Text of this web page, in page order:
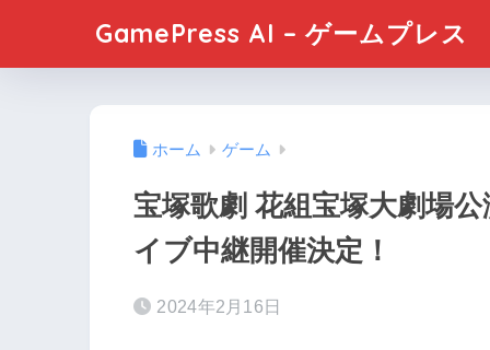
GamePress AI – ゲームプレス
ホーム ゲーム
宝塚歌劇 花組宝塚大劇場
イブ中継開催決定！
2024年2月16日